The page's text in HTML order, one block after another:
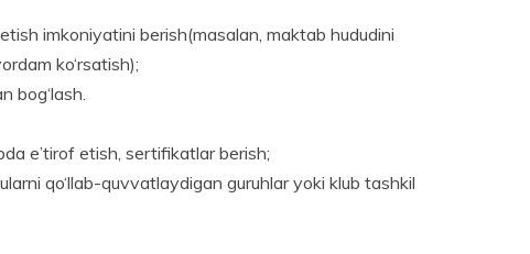
imkoniyatini berish(masalan, maktab hududini
ko‘rsatish);
bog‘lash.
e’tirof etish, sertifikatlar berish;
qo‘llab-quvvatlaydigan guruhlar yoki klub tashkil